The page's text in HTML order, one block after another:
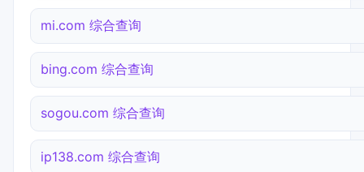
mi.com 综合查询
bing.com 综合查询
sogou.com 综合查询
ip138.com 综合查询